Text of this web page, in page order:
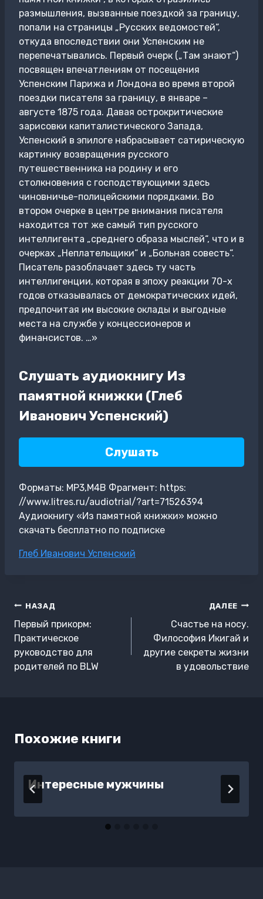
размышления, вызванные поездкой за границу,
попали на страницы „Русских ведомостей“,
откуда впоследствии они Успенским не
перепечатывались. Первый очерк („Там знают“)
посвящен впечатлениям от посещения
Успенским Парижа и Лондона во время второй
поездки писателя за границу, в январе –
августе 1875 года. Давая острокритические
зарисовки капиталистического Запада,
Успенский в эпилоге набрасывает сатирическую
картинку возвращения русского
путешественника на родину и его
столкновения с господствующими здесь
чиновничье-полицейскими порядками. Во
втором очерке в центре внимания писателя
находится тот же самый тип русского
интеллигента „среднего образа мыслей“, что и в
очерках „Неплательщики“ и „Больная совесть“.
Писатель разоблачает здесь ту часть
интеллигенции, которая в эпоху реакции 70-х
годов отказывалась от демократических идей,
предпочитая им высокие оклады и выгодные
места на службе у концессионеров и
финансистов. …»
Слушать аудиокнигу Из
памятной книжки (Глеб
Иванович Успенский)
Слушать
Форматы: MP3,M4B Фрагмент: https:
//www.litres.ru/audiotrial/?art=71526394
Аудиокнигу «Из памятной книжки» можно
скачать бесплатно по подписке
Метки
Глеб Иванович Успенский
Навигация
по
записям
НАЗАД
Первый прикорм:
Практическое
руководство для
родителей по BLW
ДАЛЕЕ
Счастье на носу.
Философия Икигай и
другие секреты жизни
в удовольствие
Похожие книги
Интересные мужчины